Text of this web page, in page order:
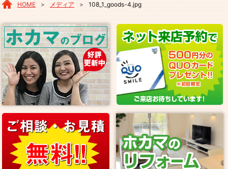
HOME ＞ メディア ＞ 108_1_goods-4.jpg